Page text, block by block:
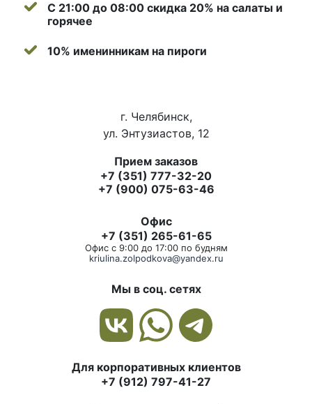
С 21:00 до 08:00 скидка 20% на салаты и
горячее
10% именинникам на пироги
г. Челябинск,
ул. Энтузиастов, 12
Прием заказов
+7 (351) 777-32-20
+7 (900) 075-63-46
Офис
+7 (351) 265-61-65
Офис с 9:00 до 17:00 по будням
kriulina.zolpodkova@yandex.ru
Мы в соц. сетях
Для корпоративных клиентов
+7 (912) 797-41-27